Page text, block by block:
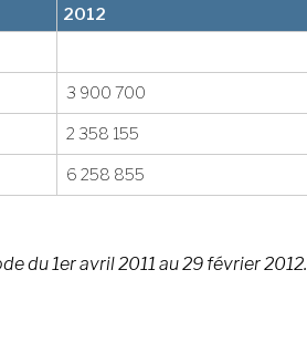
2012
3 900 700
2 358 155
6 258 855
du 1er avril 2011 au 29 février 2012.